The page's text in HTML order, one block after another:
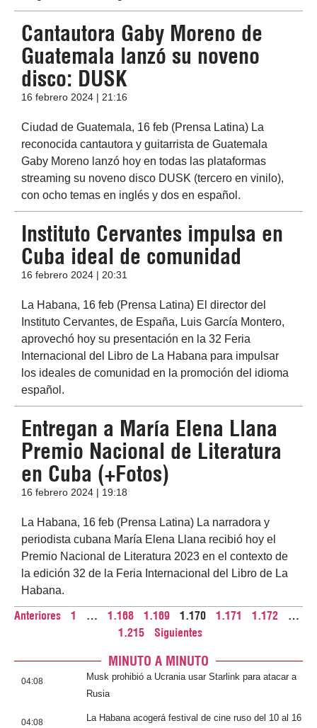
Cantautora Gaby Moreno de
Guatemala lanzó su noveno
disco: DUSK
16 febrero 2024 | 21:16
Ciudad de Guatemala, 16 feb (Prensa Latina) La
reconocida cantautora y guitarrista de Guatemala
Gaby Moreno lanzó hoy en todas las plataformas
streaming su noveno disco DUSK (tercero en vinilo),
con ocho temas en inglés y dos en español.
Instituto Cervantes impulsa en
Cuba ideal de comunidad
16 febrero 2024 | 20:31
La Habana, 16 feb (Prensa Latina) El director del
Instituto Cervantes, de España, Luis García Montero,
aprovechó hoy su presentación en la 32 Feria
Internacional del Libro de La Habana para impulsar
los ideales de comunidad en la promoción del idioma
español.
Entregan a María Elena Llana
Premio Nacional de Literatura
en Cuba (+Fotos)
16 febrero 2024 | 19:18
La Habana, 16 feb (Prensa Latina) La narradora y
periodista cubana María Elena Llana recibió hoy el
Premio Nacional de Literatura 2023 en el contexto de
la edición 32 de la Feria Internacional del Libro de La
Habana.
Anteriores 1 … 1.168 1.169 1.170 1.171 1.172
…
1.215
Siguientes
MINUTO A MINUTO
04:08
Musk prohibió a Ucrania usar Starlink para atacar a
Rusia
04:08
La Habana acogerá festival de cine ruso del 10 al 16